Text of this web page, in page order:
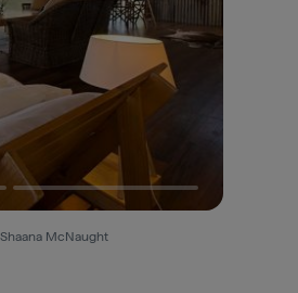
McNaught